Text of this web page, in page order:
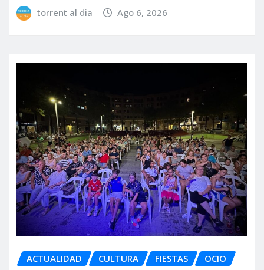
torrent al dia Ago 6, 2026
ACTUALIDAD CULTURA FIESTAS OCIO